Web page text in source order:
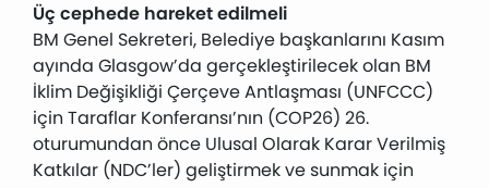
Üç cephede hareket edilmeli
BM Genel Sekreteri, Belediye başkanlarını Kasım
ayında Glasgow’da gerçekleştirilecek olan BM
İklim Değişikliği Çerçeve Antlaşması (UNFCCC)
için Taraflar Konferansı’nın (COP26) 26.
oturumundan önce Ulusal Olarak Karar Verilmiş
Katkılar (NDC’ler) geliştirmek ve sunmak için